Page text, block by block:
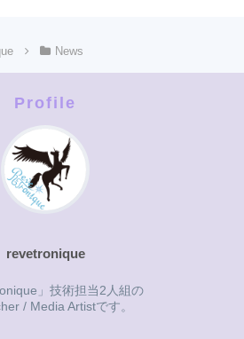
News
Profile
revetronique
」技術担当2人組の
/ Media Artistです。